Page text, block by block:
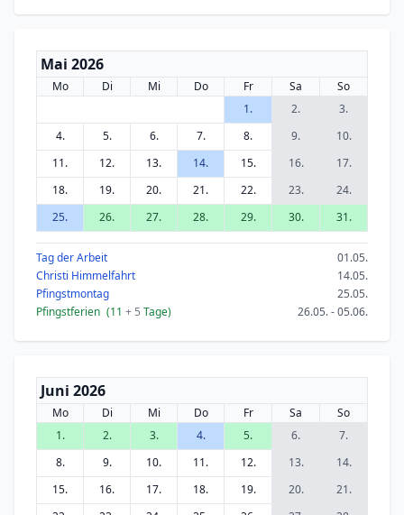
Mai 2026
Mo Di Mi Do Fr Sa
So
1.
2.
3.
4.
5. 6. 7. 8. 9.
10.
11.
12. 13. 14. 15. 16.
17.
18.
19. 20. 21. 22. 23.
24.
25.
26. 27. 28. 29. 30. 31.
Tag der Arbeit
01.05.
Christi Himmelfahrt
14.05.
Pfingstmontag
25.05.
Pfingstferien (11 + 5 Tage) 26.05. - 05.06.
Juni 2026
Mo Di Mi Do Fr Sa
So
1.
2. 3. 4. 5. 6.
7.
8.
9. 10. 11. 12. 13.
14.
15.
16. 17. 18. 19. 20.
21.